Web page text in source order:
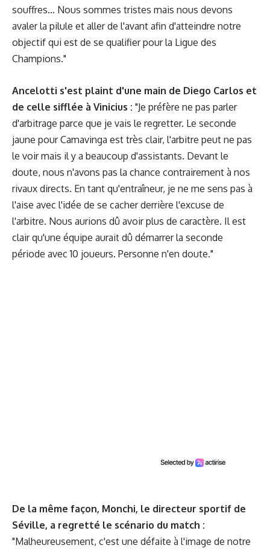
souffres... Nous sommes tristes mais nous devons
avaler la pilule et aller de l'avant afin d'atteindre notre
objectif qui est de se qualifier pour la Ligue des
Champions."
Ancelotti s'est plaint d'une main de Diego Carlos et
de celle sifflée à Vinicius : "Je préfère ne pas parler
d'arbitrage parce que je vais le regretter. Le seconde
jaune pour Camavinga est très clair, l'arbitre peut ne pas
le voir mais il y a beaucoup d'assistants. Devant le
doute, nous n'avons pas la chance contrairement à nos
rivaux directs. En tant qu'entraîneur, je ne me sens pas à
l'aise avec l'idée de se cacher derrière l'excuse de
l'arbitre. Nous aurions dû avoir plus de caractère. Il est
clair qu'une équipe aurait dû démarrer la seconde
période avec 10 joueurs. Personne n'en doute."
De la même façon, Monchi, le directeur sportif de
Séville, a regretté le scénario du match :
"Malheureusement, c'est une défaite à l'image de notre